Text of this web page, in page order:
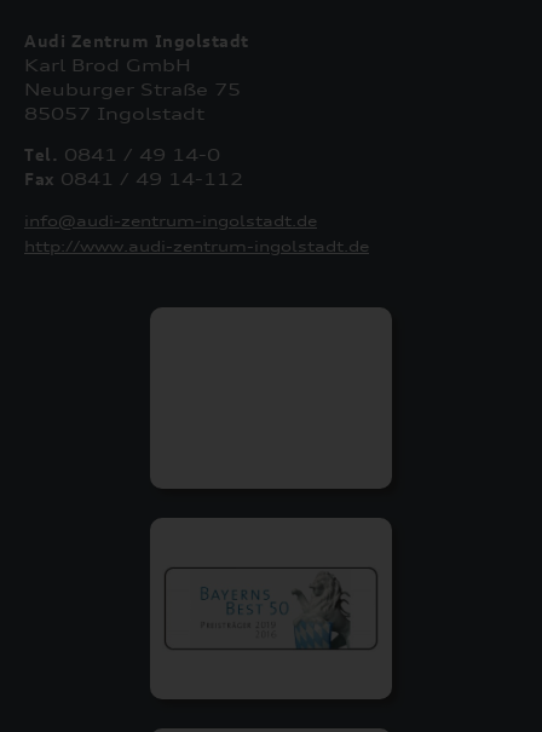
Audi Zentrum Ingolstadt
Karl Brod GmbH
Neuburger Straße 75
85057 Ingolstadt
Tel. 0841 / 49 14-0
Fax 0841 / 49 14-112
info@audi-zentrum-ingolstadt.de
http://www.audi-zentrum-ingolstadt.de